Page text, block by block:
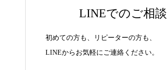
LINEでのご相談
初めての方も、リピーターの方も、
LINEからお気軽にご連絡ください。